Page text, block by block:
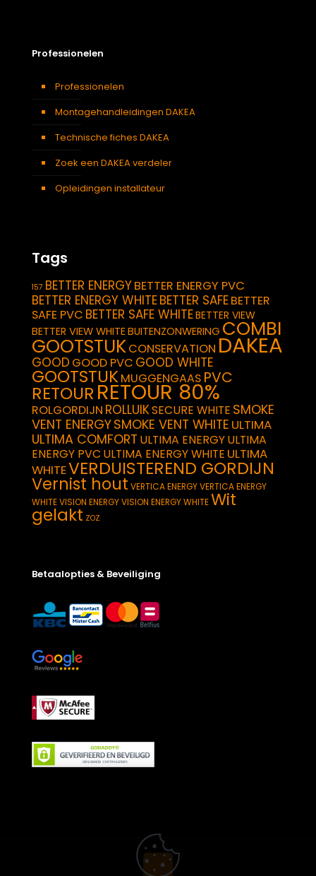
Professionelen
Professionelen
Montagehandleidingen DAKEA
Technische fiches DAKEA
Zoek een DAKEA verdeler
Opleidingen installateur
Tags
157 BETTER ENERGYBETTER ENERGY PVC
BETTER ENERGY WHITEBETTER SAFEBETTER
SAFE PVC BETTER SAFE WHITEBETTER VIEW
BETTER VIEW WHITEBUITENZONWERING COMBI
GOOTSTUKCONSERVATION DAKEA
GOOD GOOD PVC GOOD WHITE
GOOTSTUKMUGGENGAAS PVC
RETOUR RETOUR 80%
ROLGORDIJN ROLLUIKSECURE WHITE SMOKE
VENT ENERGYSMOKE VENT WHITE ULTIMA
ULTIMA COMFORT ULTIMA ENERGYULTIMA
ENERGY PVC ULTIMA ENERGY WHITE ULTIMA
WHITEVERDUISTEREND GORDIJN
Vernist hout VERTICA ENERGYVERTICA ENERGY
WHITEVISION ENERGYVISION ENERGY WHITEWit
gelakt ZOZ
Betaalopties & Beveiliging